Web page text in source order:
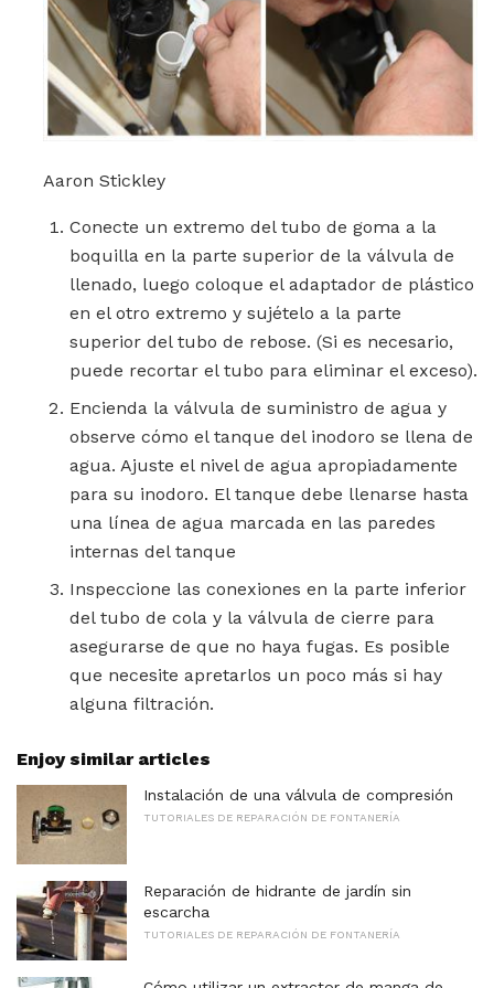
Aaron Stickley
Conecte un extremo del tubo de goma a la
boquilla en la parte superior de la válvula de
llenado, luego coloque el adaptador de plástico
en el otro extremo y sujételo a la parte
superior del tubo de rebose. (Si es necesario,
puede recortar el tubo para eliminar el exceso).
Encienda la válvula de suministro de agua y
observe cómo el tanque del inodoro se llena de
agua. Ajuste el nivel de agua apropiadamente
para su inodoro. El tanque debe llenarse hasta
una línea de agua marcada en las paredes
internas del tanque
Inspeccione las conexiones en la parte inferior
del tubo de cola y la válvula de cierre para
asegurarse de que no haya fugas. Es posible
que necesite apretarlos un poco más si hay
alguna filtración.
Enjoy similar articles
Instalación de una válvula de compresión
TUTORIALES DE REPARACIÓN DE FONTANERÍA
Reparación de hidrante de jardín sin
escarcha
TUTORIALES DE REPARACIÓN DE FONTANERÍA